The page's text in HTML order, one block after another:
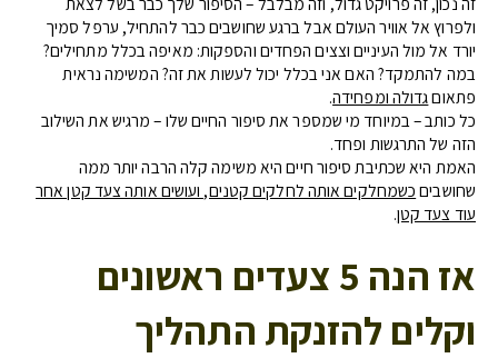
ולפרוץ אל אוויר העולם אבל ברגע שחושבים כבר להתחיל, ערפל סמיך
יורד אל מול העיניים וצצים הפחדים והספקות: מאיפה בכלל מתחילים?
במה להתמקד? האם אני בכלל יכול לעשות את זה? המשימה נראית
פתאוםגדולה ומפחידה.
כל כותב – במיוחד מי שמספר את סיפור החיים שלו – מרגיש את השילוב
הזה של התרגשות ופחד.
האמת היא שכתיבת סיפור חיים היא משימה קלה הרבה יותר ממה
שחושבים כשמחלקים אותה לחלקים קטנים, ועושים אותה צעד קטן אחר
עוד צעד קטן.
אז הנה 5 צעדים ראשונים
וקלים להזנקת התהליך